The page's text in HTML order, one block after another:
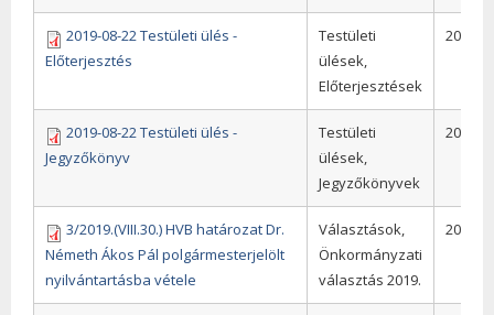
2019-08-22 Testületi ülés -
Előterjesztés
Testületi
ülések,
Előterjesztések
2019
2019-08-22 Testületi ülés -
Jegyzőkönyv
Testületi
ülések,
Jegyzőkönyvek
2019
3/2019.(VIII.30.) HVB határozat Dr.
Németh Ákos Pál polgármesterjelölt
nyilvántartásba vétele
Választások,
Önkormányzati
választás 2019.
2019